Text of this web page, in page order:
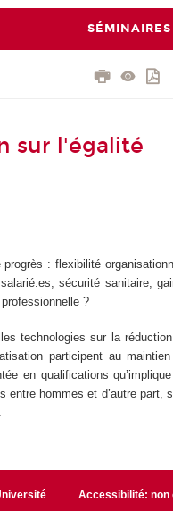
SÉMINAIRES
sur l'égalité
: flexibilité
sécurité sanitaire,
?
technologies sur la
participent au
en qualifications
entre hommes et d’autre part,
Accessibilité: non